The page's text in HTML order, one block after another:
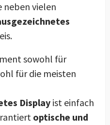
neben vielen
sowohl für
für die meisten
Display ist einfach
optische und